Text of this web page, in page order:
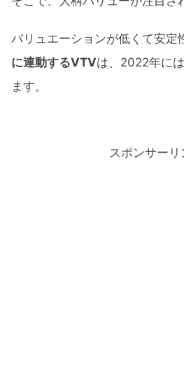
バリュエーションが低くて安定
に連動するVTVは、2022年に
ます。
スポンサーリ